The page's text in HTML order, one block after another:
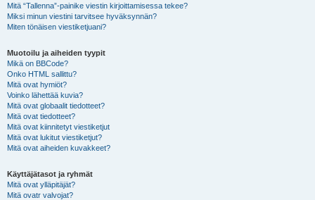
Mitä “Tallenna”-painike viestin kirjoittamisessa tekee?
Miksi minun viestini tarvitsee hyväksynnän?
Miten tönäisen viestiketjuani?
Muotoilu ja aiheiden tyypit
Mikä on BBCode?
Onko HTML sallittu?
Mitä ovat hymiöt?
Voinko lähettää kuvia?
Mitä ovat globaalit tiedotteet?
Mitä ovat tiedotteet?
Mitä ovat kiinnitetyt viestiketjut
Mitä ovat lukitut viestiketjut?
Mitä ovat aiheiden kuvakkeet?
Käyttäjätasot ja ryhmät
Mitä ovat ylläpitäjät?
Mitä ovatr valvojat?